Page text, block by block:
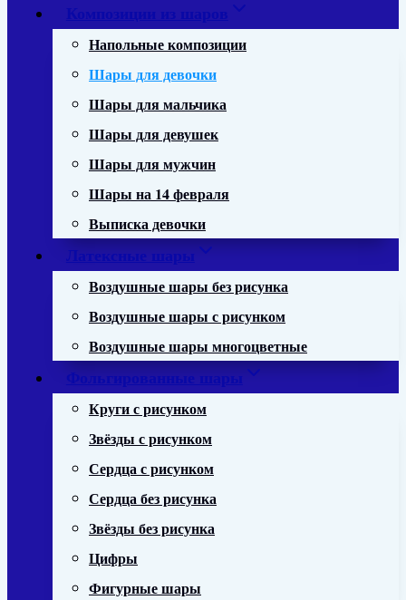
Композиции из шаров
Напольные композиции
Шары для девочки
Шары для мальчика
Шары для девушек
Шары для мужчин
Шары на 14 февраля
Выписка девочки
Латексные шары
Воздушные шары без рисунка
Воздушные шары с рисунком
Воздушные шары многоцветные
Фольгированные шары
Круги с рисунком
Звёзды с рисунком
Сердца с рисунком
Сердца без рисунка
Звёзды без рисунка
Цифры
Фигурные шары